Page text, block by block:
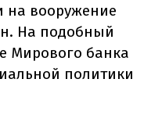
на вооружение
На подобный
Мирового банка
политики